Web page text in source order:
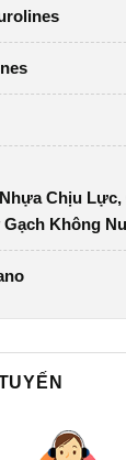
Chịu
Gạch Không